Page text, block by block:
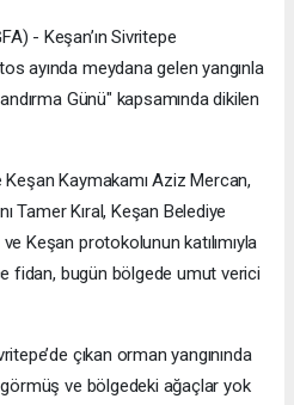
- Keşan’ın Sivritepe
ayında meydana gelen yangınla
Günü" kapsamında dikilen
Kaymakamı Aziz Mercan,
Tamer Kıral, Keşan Belediye
Keşan protokolunun katılımıyla
fidan, bugün bölgede umut verici
çıkan orman yangınında
ve bölgedeki ağaçlar yok